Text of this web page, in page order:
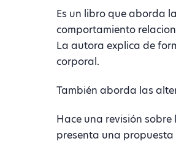
Es un libro que aborda
comportamiento
La autora explica de
corporal.
También aborda las
Hace una revisión
presenta una